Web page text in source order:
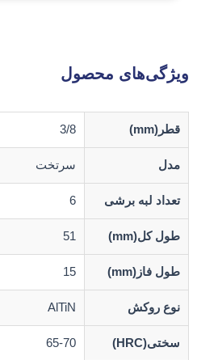
ویژگی‌های محصول
قطر(mm) 3/8
مدل سرتخت
تعداد لبه برشی 6
طول کل(mm) 51
طول فاز(mm) 15
نوع روکش AlTiN
سختی(HRC) 65-70